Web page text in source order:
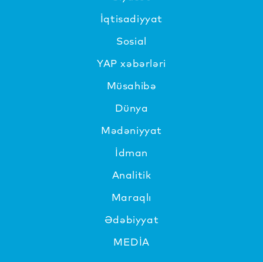
İqtisadiyyat
Sosial
YAP xəbərləri
Müsahibə
Dünya
Mədəniyyat
İdman
Analitik
Maraqlı
Ədəbiyyat
MEDİA